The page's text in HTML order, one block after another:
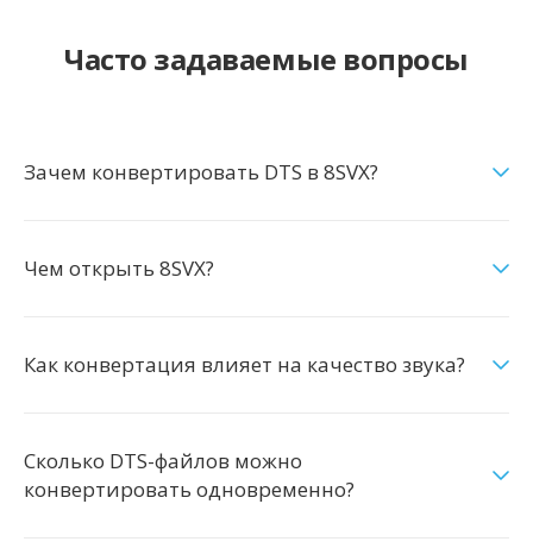
Часто задаваемые вопросы
Зачем конвертировать DTS в 8SVX?
Чем открыть 8SVX?
Как конвертация влияет на качество звука?
Сколько DTS-файлов можно
конвертировать одновременно?